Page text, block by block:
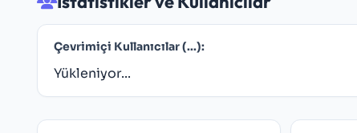
Çevrimiçi Kullanıcılar (...):
Yükleniyor...